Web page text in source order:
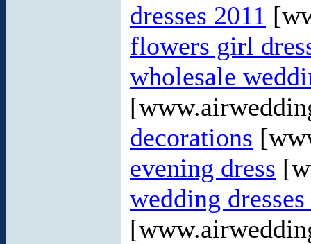
dresses 2011
flowers girl
wholesale
decorations
evening dress
wedding